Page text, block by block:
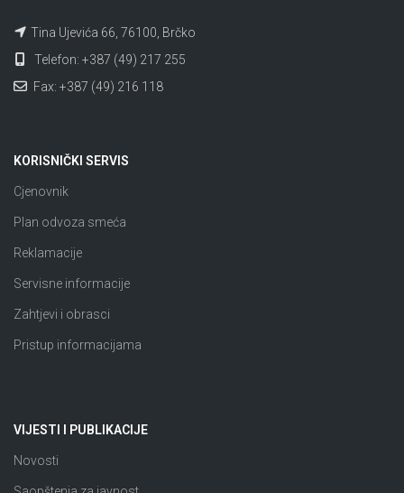
Tina Ujevića 66, 76100, Brčko
Telefon: +387 (49) 217 255
Fax: +387 (49) 216 118
KORISNIČKI SERVIS
Cjenovnik
Plan odvoza smeća
Reklamacije
Servisne informacije
Zahtjevi i obrasci
Pristup informacijama
VIJESTI I PUBLIKACIJE
Novosti